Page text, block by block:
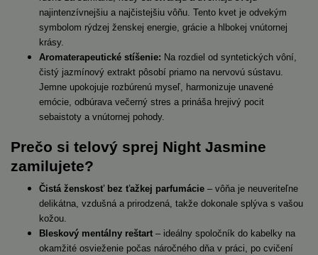
najintenzívnejšiu a najčistejšiu vôňu. Tento kvet je odvekým
symbolom rýdzej ženskej energie, grácie a hlbokej vnútornej
krásy.
Aromaterapeutické stíšenie: Na rozdiel od syntetických vôní,
čistý jazmínový extrakt pôsobí priamo na nervovú sústavu.
Jemne upokojuje rozbúrenú myseľ, harmonizuje unavené
emócie, odbúrava večerný stres a prináša hrejivý pocit
sebaistoty a vnútornej pohody.
Prečo si telový sprej Night Jasmine
zamilujete?
Čistá ženskosť bez ťažkej parfumácie – vôňa je neuveriteľne
delikátna, vzdušná a prirodzená, takže dokonale splýva s vašou
kožou.
Bleskový mentálny reštart – ideálny spoločník do kabelky na
okamžité osvieženie počas náročného dňa v práci, po cvičení